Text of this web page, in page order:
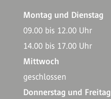
Montag und Dienstag
09.00 bis 12.00 Uhr
14.00 bis 17.00 Uhr
Mittwoch
geschlossen
Donnerstag und Freitag